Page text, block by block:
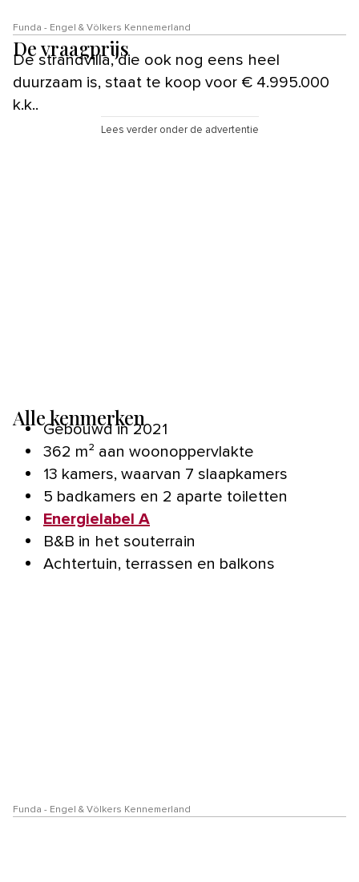
Funda - Engel & Völkers Kennemerland
De vraagprijs
De strandvilla, die ook nog eens heel
duurzaam is, staat te koop voor € 4.995.000
k.k..
Lees verder onder de advertentie
Alle kenmerken
Gebouwd in 2021
362 m² aan woonoppervlakte
13 kamers, waarvan 7 slaapkamers
5 badkamers en 2 aparte toiletten
Energielabel A
B&B in het souterrain
Achtertuin, terrassen en balkons
Funda - Engel & Völkers Kennemerland